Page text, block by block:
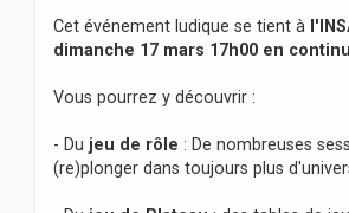
Cet événement ludique se tient à
dimanche 17 mars 17h00 en
Vous pourrez y découvrir :
- Du jeu de rôle : De nombreuses
(re)plonger dans toujours plus